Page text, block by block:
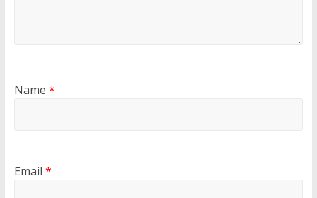
Name *
Email *